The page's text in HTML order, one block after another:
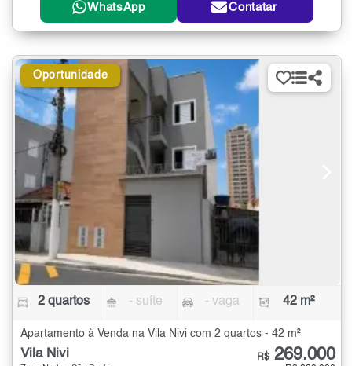
WhatsApp Contatar
Oportunidade
2 quartos - suíte - vaga 42 m²
Apartamento à Venda na Vila Nivi com 2 quartos - 42 m²
Vila Nivi R$ 269.000